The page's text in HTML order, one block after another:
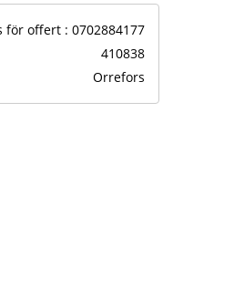
för offert : 0702884177
410838
Orrefors